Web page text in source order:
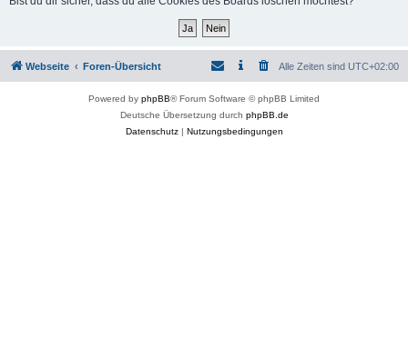
Webseite Foren-Übersicht Alle Zeiten sind UTC+02:00
Powered by phpBB® Forum Software © phpBB Limited
Deutsche Übersetzung durch phpBB.de
Datenschutz| Nutzungsbedingungen